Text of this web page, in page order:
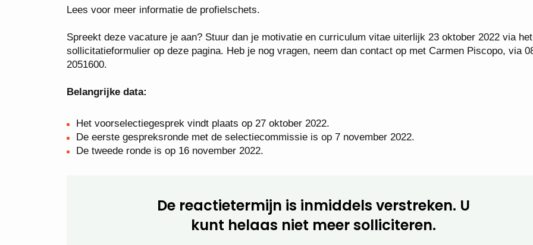
Lees voor meer informatie de profielschets.
Spreekt deze vacature je aan? Stuur dan je motivatie en curriculum vitae uiterlijk 23 oktober 2022 via het
sollicitatieformulier op deze pagina. Heb je nog vragen, neem dan contact op met Carmen Piscopo, via
2051600.
Belangrijke data:
Het voorselectiegesprek vindt plaats op 27 oktober 2022.
De eerste gespreksronde met de selectiecommissie is op 7 november 2022.
De tweede ronde is op 16 november 2022.
De reactietermijn is inmiddels verstreken. U
kunt helaas niet meer solliciteren.